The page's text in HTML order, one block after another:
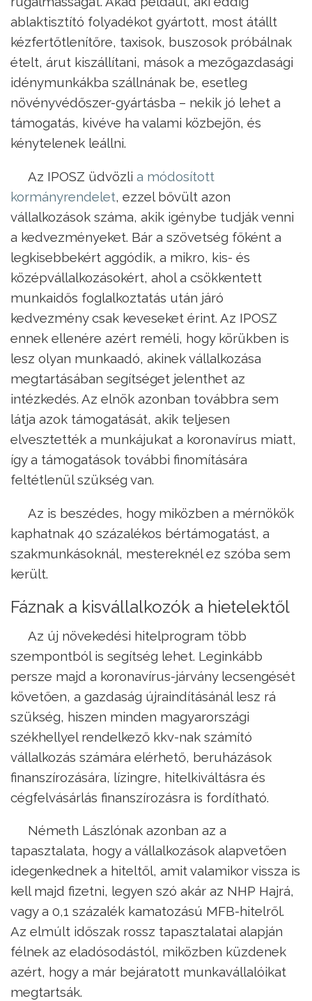
ablaktisztító folyadékot gyártott, most átállt
kézfertőtlenítőre, taxisok, buszosok próbálnak
ételt, árut kiszállítani, mások a mezőgazdasági
idénymunkákba szállnának be, esetleg
növényvédőszer-gyártásba – nekik jó lehet a
támogatás, kivéve ha valami közbejön, és
kénytelenek leállni.
Az IPOSZ üdvözli a módosított
kormányrendelet, ezzel bővült azon
vállalkozások száma, akik igénybe tudják venni
a kedvezményeket. Bár a szövetség főként a
legkisebbekért aggódik, a mikro, kis- és
középvállalkozásokért, ahol a csökkentett
munkaidős foglalkoztatás után járó
kedvezmény csak keveseket érint. Az IPOSZ
ennek ellenére azért reméli, hogy körükben is
lesz olyan munkaadó, akinek vállalkozása
megtartásában segítséget jelenthet az
intézkedés. Az elnök azonban továbbra sem
látja azok támogatását, akik teljesen
elvesztették a munkájukat a koronavírus miatt,
így a támogatások további finomítására
feltétlenül szükség van.
Az is beszédes, hogy miközben a mérnökök
kaphatnak 40 százalékos bértámogatást, a
szakmunkásoknál, mestereknél ez szóba sem
került.
Fáznak a kisvállalkozók a hietelektől
Az új növekedési hitelprogram több
szempontból is segítség lehet. Leginkább
persze majd a koronavírus-járvány lecsengését
követően, a gazdaság újraindításánál lesz rá
szükség, hiszen minden magyarországi
székhellyel rendelkező kkv-nak számító
vállalkozás számára elérhető, beruházások
finanszírozására, lízingre, hitelkiváltásra és
cégfelvásárlás finanszírozásra is fordítható.
Németh Lászlónak azonban az a
tapasztalata, hogy a vállalkozások alapvetően
idegenkednek a hiteltől, amit valamikor vissza is
kell majd fizetni, legyen szó akár az NHP Hajrá,
vagy a 0,1 százalék kamatozású MFB-hitelről.
Az elmúlt időszak rossz tapasztalatai alapján
félnek az eladósodástól, miközben küzdenek
azért, hogy a már bejáratott munkavállalóikat
megtartsák.